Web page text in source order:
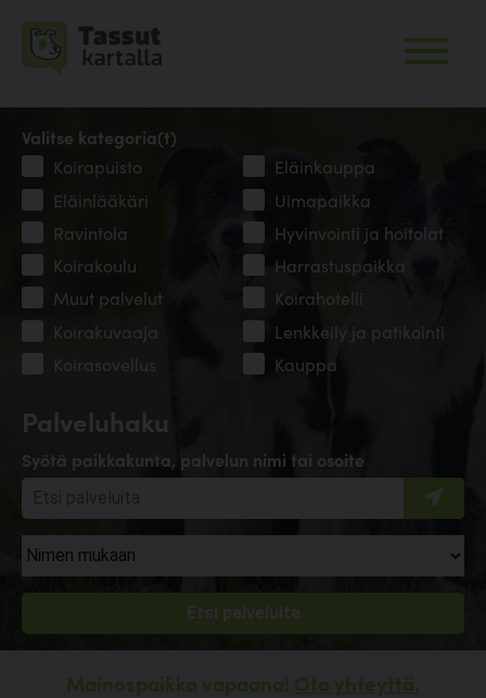
Palveluhaku
Syötä paikkakunta, palvelun nimi tai osoite
Valitse kategoria(t)
Koirapuisto
Eläinkauppa
Eläinlääkäri
Uimapaikka
Ravintola
Hyvinvointi ja hoitolat
Koirakoulu
Harrastuspaikka
Muut palvelut
Koirahotelli
Koirakuvaaja
Lenkkeily ja patikointi
Koirasovellus
Kauppa
Mainospaikka vapaana! Ota yhteyttä.